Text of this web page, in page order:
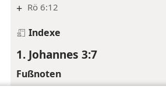
+ Rö 6:12
Indexe
1. Johannes 3:7
Fußnoten